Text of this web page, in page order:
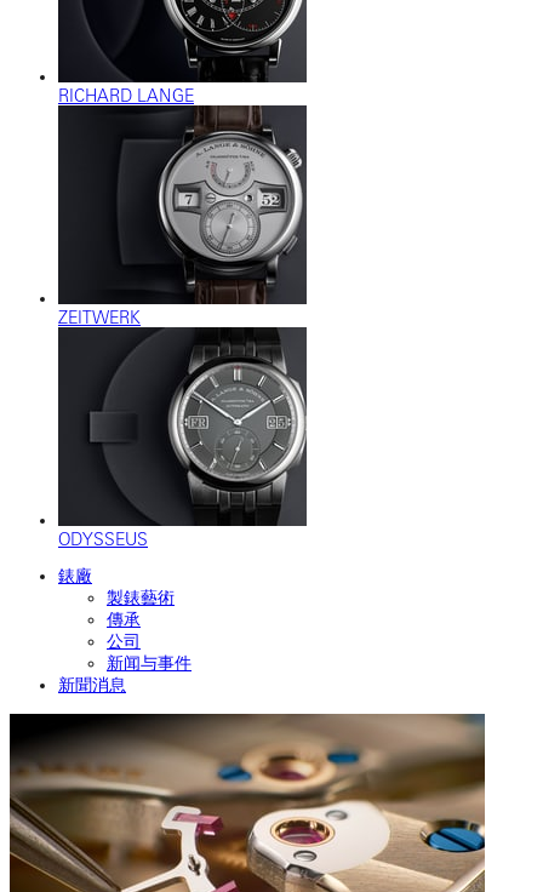
RICHARD LANGE
ZEITWERK
ODYSSEUS
錶廠
製錶藝術
傳承
公司
新闻与事件
新聞消息